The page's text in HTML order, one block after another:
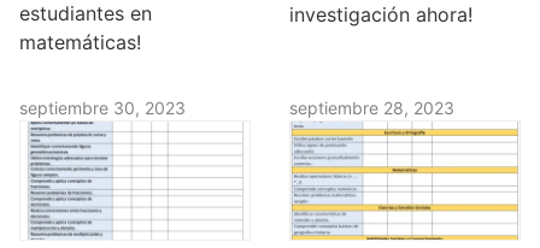
estudiantes en
matemáticas!
investigación ahora!
septiembre 30, 2023 septiembre 28, 2023